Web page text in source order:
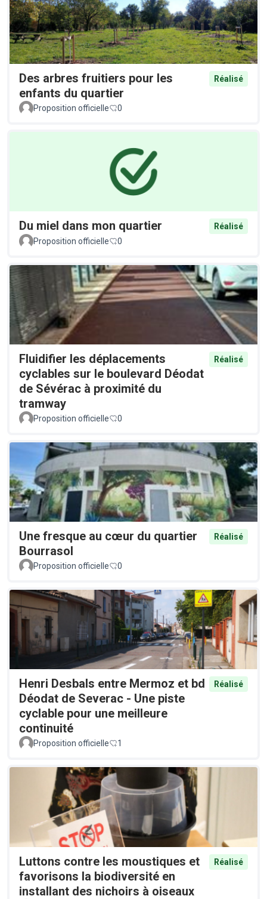
Des arbres fruitiers pour les
enfants du quartier
Réalisé
Proposition officielle 0
Du miel dans mon quartier
Réalisé
Proposition officielle
0
Fluidifier les déplacements
cyclables sur le boulevard Déodat
de Sévérac à proximité du
tramway
Réalisé
Proposition officielle 0
Une fresque au cœur du quartier
Bourrasol
Réalisé
Proposition officielle 0
Henri Desbals entre Mermoz et bd
Déodat de Severac - Une piste
cyclable pour une meilleure
continuité
Réalisé
Proposition officielle 1
Luttons contre les moustiques et
favorisons la biodiversité en
installant des nichoirs à oiseaux
Réalisé